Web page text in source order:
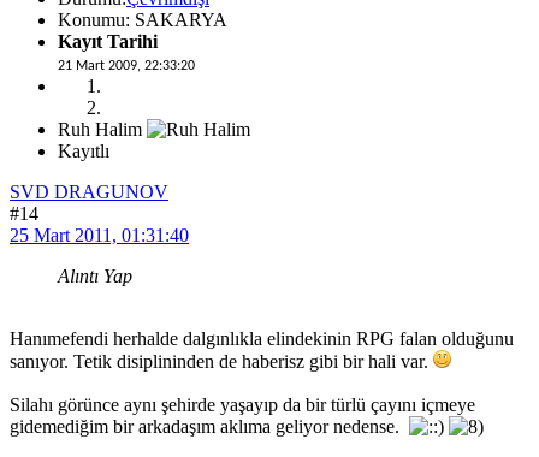
Konumu: SAKARYA
Kayıt Tarihi
21 Mart 2009, 22:33:20
Ruh Halim
Kayıtlı
SVD DRAGUNOV
#14
25 Mart 2011, 01:31:40
Alıntı Yap
Hanımefendi herhalde dalgınlıkla elindekinin RPG falan olduğunu
sanıyor. Tetik disiplininden de haberisz gibi bir hali var.
Silahı görünce aynı şehirde yaşayıp da bir türlü çayını içmeye
gidemediğim bir arkadaşım aklıma geliyor nedense.